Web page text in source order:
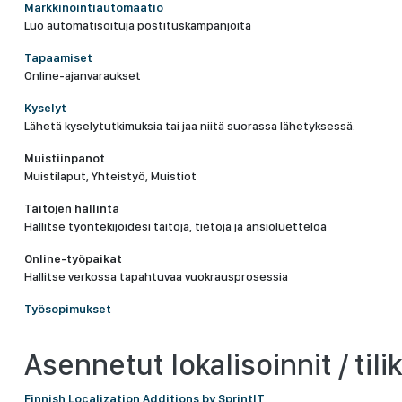
Markkinointiautomaatio
Luo automatisoituja postituskampanjoita
Tapaamiset
Online-ajanvaraukset
Kyselyt
Lähetä kyselytutkimuksia tai jaa niitä suorassa lähetyksessä.
Muistiinpanot
Muistilaput, Yhteistyö, Muistiot
Taitojen hallinta
Hallitse työntekijöidesi taitoja, tietoja ja ansioluetteloa
Online-työpaikat
Hallitse verkossa tapahtuvaa vuokrausprosessia
Työsopimukset
Asennetut lokalisoinnit /
Finnish Localization Additions by SprintIT